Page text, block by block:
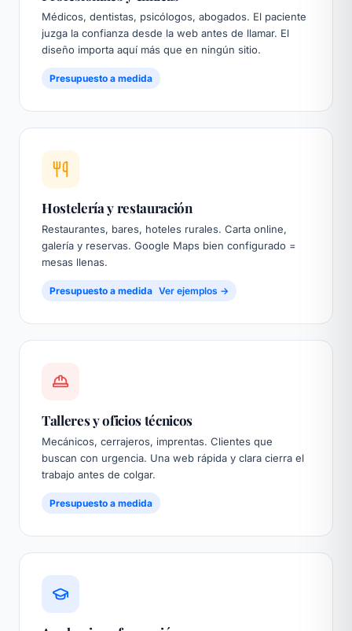
Médicos, dentistas, psicólogos, abogados. El paciente
juzga la confianza desde la web antes de llamar. El
diseño importa aquí más que en ningún sitio.
Presupuesto a medida
Hostelería y restauración
Restaurantes, bares, hoteles rurales. Carta online,
galería y reservas. Google Maps bien configurado =
mesas llenas.
Presupuesto a medida Ver ejemplos →
Talleres y oficios técnicos
Mecánicos, cerrajeros, imprentas. Clientes que
buscan con urgencia. Una web rápida y clara cierra el
trabajo antes de colgar.
Presupuesto a medida